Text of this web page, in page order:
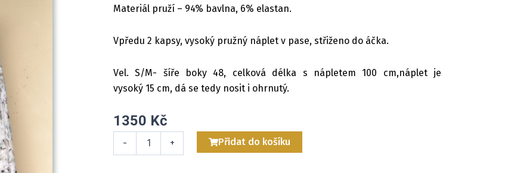
Materiál pruží – 94% bavlna, 6% elastan.
Vpředu 2 kapsy, vysoký pružný náplet v pase, střiženo do áčka.
Vel. S/M- šíře boky 48, celková délka s nápletem 100 cm,náplet je
vysoký 15 cm, dá se tedy nosit i ohrnutý.
1350 Kč
- + Přidat do košíku